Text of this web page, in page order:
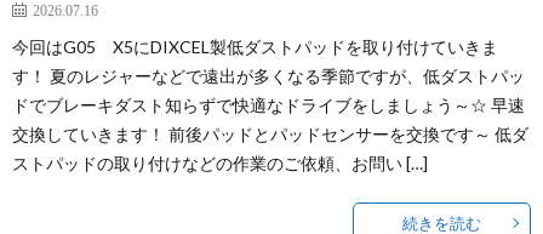
2026.07.16
今回はG05 X5にDIXCEL製低ダストパッドを取り付けていきま
す！ 夏のレジャーなどで遠出が多くなる季節ですが、低ダストパッ
ドでブレーキダスト知らずで快適なドライブをしましょう～☆ 早速
交換していきます！ 前後パッドとパッドセンサーを交換です～ 低ダ
ストパッドの取り付けなどの作業のご依頼、お問い […]
続きを読む